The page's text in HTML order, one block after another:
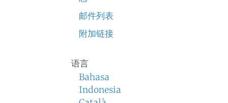
邮件列表
附加链接
语言
Bahasa
Indonesia